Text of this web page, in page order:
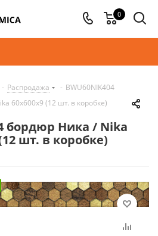
0
- Распродажа - BWU60NIK404
60x600x9 (12 шт. в коробке)
бордюр Ника / Nika
шт. в коробке)